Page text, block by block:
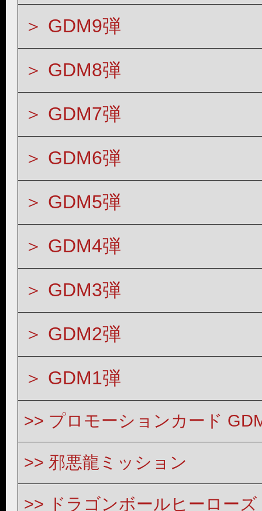
GDM9弾
GDM8弾
GDM7弾
GDM6弾
GDM5弾
GDM4弾
GDM3弾
GDM2弾
GDM1弾
プロモーションカード
邪悪龍ミッション
ドラゴンボールヒーロー